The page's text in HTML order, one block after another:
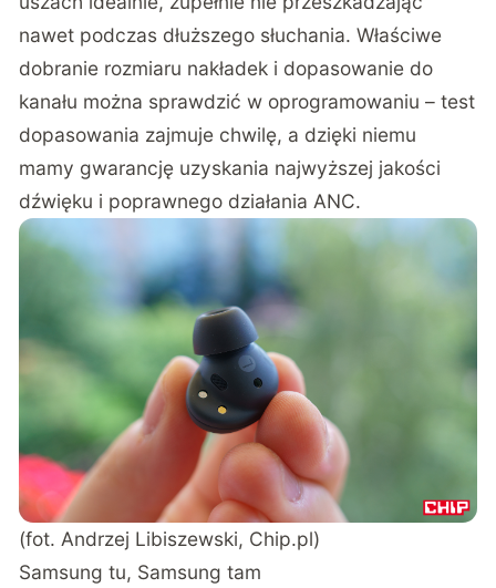
nawet podczas dłuższego słuchania. Właściwe
dobranie rozmiaru nakładek i dopasowanie do
kanału można sprawdzić w oprogramowaniu – test
dopasowania zajmuje chwilę, a dzięki niemu
mamy gwarancję uzyskania najwyższej jakości
dźwięku i poprawnego działania ANC.
(fot. Andrzej Libiszewski, Chip.pl)
Samsung tu, Samsung tam